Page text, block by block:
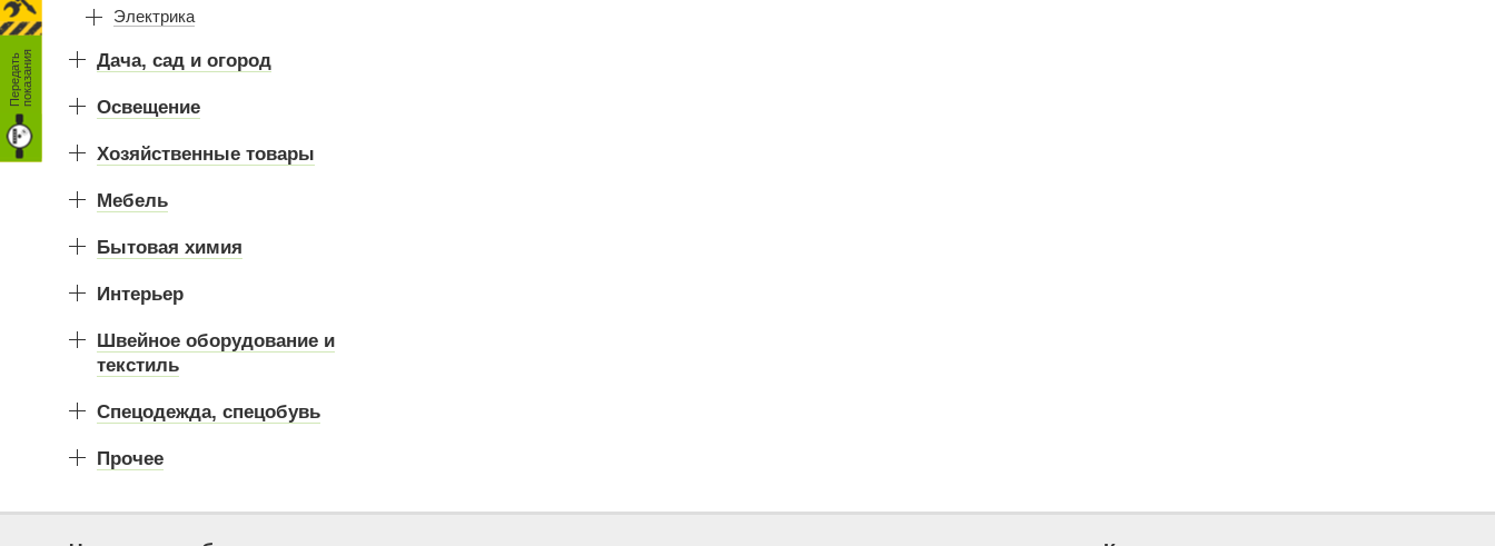
Электрика
Дача, сад и огород
Освещение
Хозяйственные товары
Мебель
Бытовая химия
Интерьер
Швейное оборудование и
текстиль
Спецодежда, спецобувь
Прочее
П
е
р
е
д
а
т
ь
п
о
к
а
з
а
н
ия